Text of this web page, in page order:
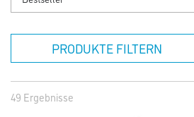
PRODUKTE FILTERN
49 Ergebnisse